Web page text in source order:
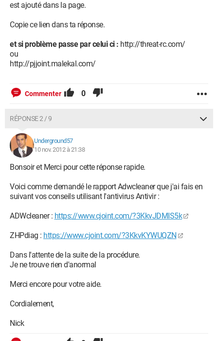
est ajouté dans la page.
Copie ce lien dans ta réponse.
et si problème passe par celui ci : http://threat-rc.com/
ou
http://pjjoint.malekal.com/
Commenter 0
RÉPONSE 2 / 9
Underground57
10 nov. 2012 à 21:38
Bonsoir et Merci pour cette réponse rapide.
Voici comme demandé le rapport Adwcleaner que j'ai fais en
suivant vos conseils utilisant l'antivirus Antivir :
ADWcleaner : https://www.cjoint.com/?3KkvJDMIS5k
ZHPdiag : https://www.cjoint.com/?3KkvKYWUQZN
Dans l'attente de la suite de la procédure.
Je ne trouve rien d'anormal
Merci encore pour votre aide.
Cordialement,
Nick